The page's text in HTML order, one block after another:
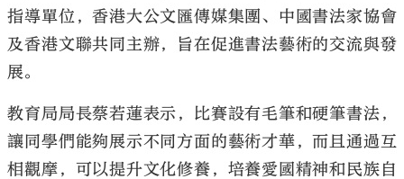
指導單位，香港大公文匯傳媒集團、中國書法家協會
及香港文聯共同主辦，旨在促進書法藝術的交流與發
展。
教育局局長蔡若蓮表示，比賽設有毛筆和硬筆書法，
讓同學們能夠展示不同方面的藝術才華，而且通過互
相觀摩，可以提升文化修養，培養愛國精神和民族自